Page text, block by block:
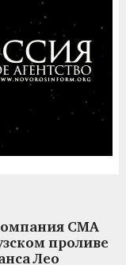
CMA
проливе
Лео